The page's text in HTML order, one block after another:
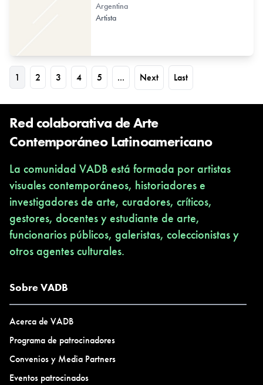
Argentina
Artista
1 2 3 4 5 ... Next Last
Red colaborativa de Arte
Contemporáneo Latinoamericano
La comunidad VADB está formada por artistas
visuales contemporáneos, historiadores e
investigadores de arte, curadores, críticos,
gestores, docentes y estudiante de arte,
funcionarios públicos, galeristas, coleccionistas y
otros agentes culturales.
Sobre VADB
Acerca de VADB
Programa de patrocinadores
Convenios y Media Partners
Eventos patrocinados